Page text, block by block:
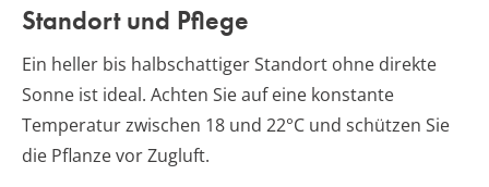
Standort und Pflege
Ein heller bis halbschattiger Standort ohne direkte
Sonne ist ideal. Achten Sie auf eine konstante
Temperatur zwischen 18 und 22°C und schützen Sie
die Pflanze vor Zugluft.